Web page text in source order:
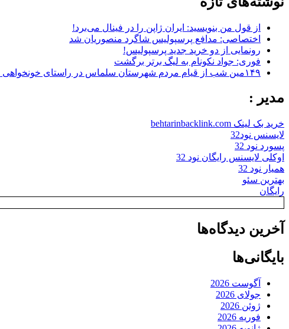
از قول من بنویسید: ایران ژاپن را در فینال می‌برد!
اختصاصی: مدافع پرسپولیس شاگرد منصوریان شد
رونمایی از دو خرید جدید پرسپولیس!
فوری: جواد نکونام به لیگ برتر برگشت
۱۴۹مین شب از قیام مردم شهرستان سلماس در راستای خونخواهی رهبر شهید + تصاویر
مدیر :
خرید بک لینک behtarinbacklink.com
لایسنس نود32
پسورد نود 32
اوکلی لایسنس رایگان نود 32
همیار نود 32
بهترین سئو
رایگان
آخرین دیدگاه‌ها
بایگانی‌ها
آگوست 2026
جولای 2026
ژوئن 2026
فوریه 2026